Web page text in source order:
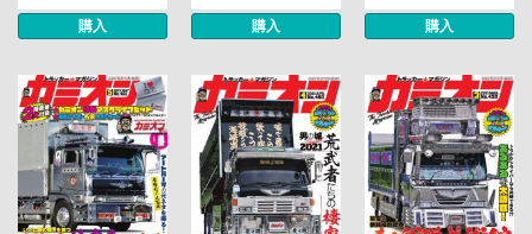
購入 購入 購入